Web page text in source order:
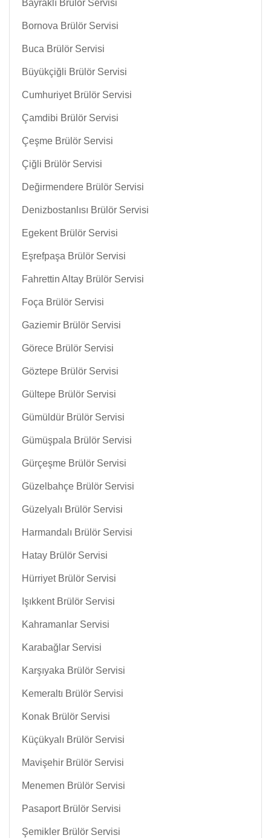
Bayraklı Brülör Servisi
Bornova Brülör Servisi
Buca Brülör Servisi
Büyükçiğli Brülör Servisi
Cumhuriyet Brülör Servisi
Çamdibi Brülör Servisi
Çeşme Brülör Servisi
Çiğli Brülör Servisi
Değirmendere Brülör Servisi
Denizbostanlısı Brülör Servisi
Egekent Brülör Servisi
Eşrefpaşa Brülör Servisi
Fahrettin Altay Brülör Servisi
Foça Brülör Servisi
Gaziemir Brülör Servisi
Görece Brülör Servisi
Göztepe Brülör Servisi
Gültepe Brülör Servisi
Gümüldür Brülör Servisi
Gümüşpala Brülör Servisi
Gürçeşme Brülör Servisi
Güzelbahçe Brülör Servisi
Güzelyalı Brülör Servisi
Harmandalı Brülör Servisi
Hatay Brülör Servisi
Hürriyet Brülör Servisi
Işıkkent Brülör Servisi
Kahramanlar Servisi
Karabağlar Servisi
Karşıyaka Brülör Servisi
Kemeraltı Brülör Servisi
Konak Brülör Servisi
Küçükyalı Brülör Servisi
Mavişehir Brülör Servisi
Menemen Brülör Servisi
Pasaport Brülör Servisi
Şemikler Brülör Servisi